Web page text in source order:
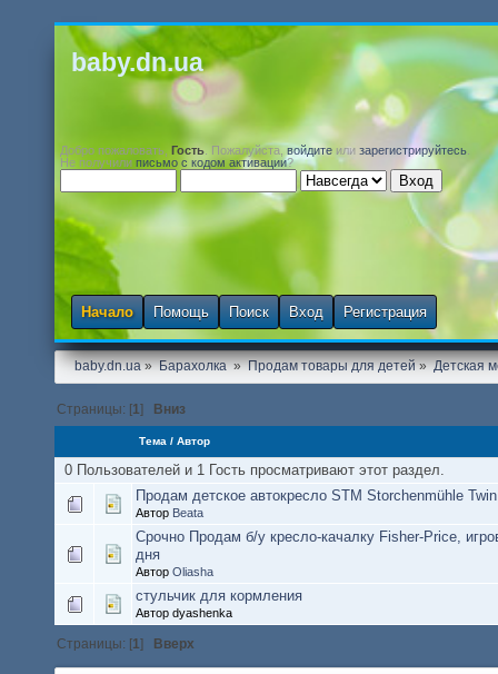
baby.dn.ua
Добро пожаловать, Гость . Пожалуйста,войдите или зарегистрируйтесь
Не получили письмо с кодом активации?
Начало Помощь Поиск Вход Регистрация
baby.dn.ua» Барахолка » Продам товары для детей» Детская
Страницы: [1] Вниз
Тема / Автор
0 Пользователей и 1 Гость просматривают этот раздел.
Продам детское автокресло STM Storchenmühle
Автор Beata
Срочно Продам б/у кресло-качалку Fisher-Price,
дня
Автор Oliasha
стульчик для кормления
Автор dyashenka
Страницы: [1] Вверх